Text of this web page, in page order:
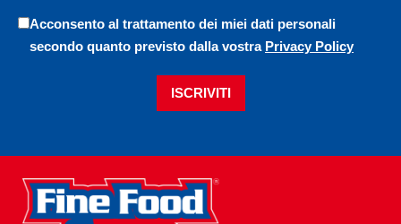
Acconsento al trattamento dei miei dati personali
secondo quanto previsto dalla vostra Privacy Policy
ISCRIVITI